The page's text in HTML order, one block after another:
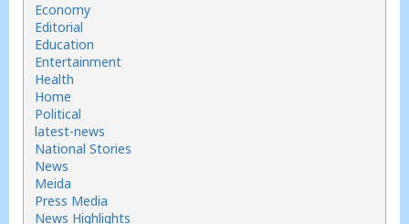
Economy
Editorial
Education
Entertainment
Health
Home
Political
latest-news
National Stories
News
Meida
Press Media
News Highlights